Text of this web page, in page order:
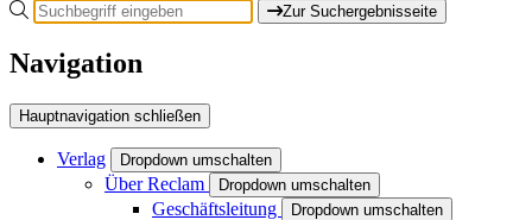
Zur Suchergebnisseite
Navigation
Hauptnavigation schließen
Verlag Dropdown umschalten
Über Reclam Dropdown umschalten
Geschäftsleitung Dropdown umschalten